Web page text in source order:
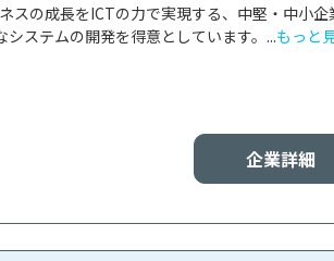
スの成長をICTの力で実現する、中堅・中小企
ステムの開発を得意としています。...もっと
企業詳細